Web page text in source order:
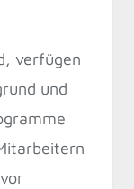
verfügen
und